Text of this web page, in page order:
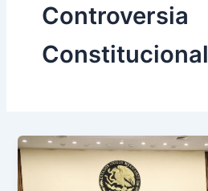
Controversia
Constitucional